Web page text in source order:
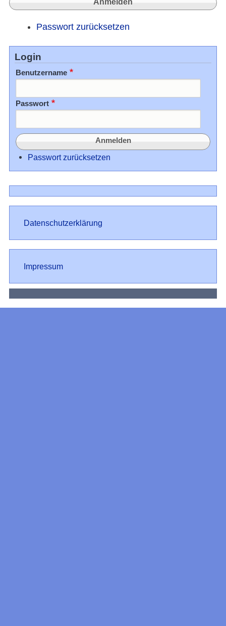
Passwort zurücksetzen
Login
Benutzername
Passwort
Passwort zurücksetzen
Datenschutz
Datenschutzerklärung
Impressum
Impressum